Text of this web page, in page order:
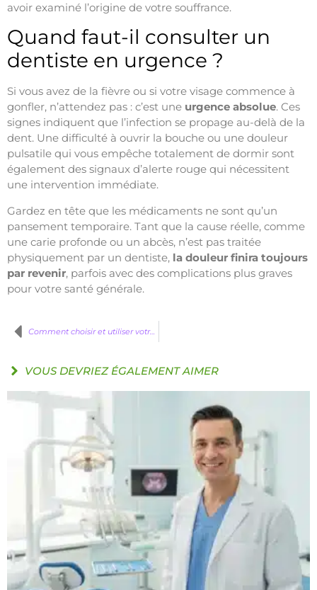
avoir examiné l’origine de votre souffrance.
Quand faut-il consulter un
dentiste en urgence ?
Si vous avez de la fièvre ou si votre visage commence à
gonfler, n’attendez pas : c’est une urgence absolue. Ces
signes indiquent que l’infection se propage au-delà de la
dent. Une difficulté à ouvrir la bouche ou une douleur
pulsatile qui vous empêche totalement de dormir sont
également des signaux d’alerte rouge qui nécessitent
une intervention immédiate.
Gardez en tête que les médicaments ne sont qu’un
pansement temporaire. Tant que la cause réelle, comme
une carie profonde ou un abcès, n’est pas traitée
physiquement par un dentiste, la douleur finira toujours
par revenir, parfois avec des complications plus graves
pour votre santé générale.
Comment choisir et utiliser votre kit blanchiment dents
VOUS DEVRIEZ ÉGALEMENT AIMER